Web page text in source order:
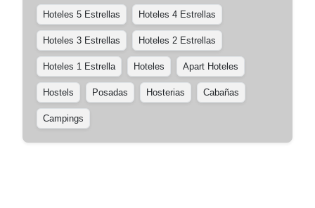
Hoteles 5 Estrellas Hoteles 4 Estrellas
Hoteles 3 Estrellas Hoteles 2 Estrellas
Hoteles 1 Estrella Hoteles Apart Hoteles
Hostels Posadas Hosterias Cabañas
Campings